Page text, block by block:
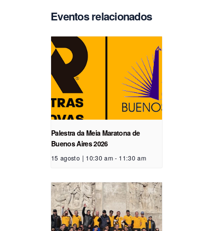
Eventos relacionados
Palestra da Meia Maratona de
Buenos Aires 2026
15 agosto | 10:30 am - 11:30 am